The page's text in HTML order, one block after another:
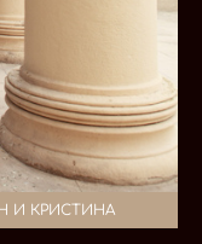
И КРИСТИНА